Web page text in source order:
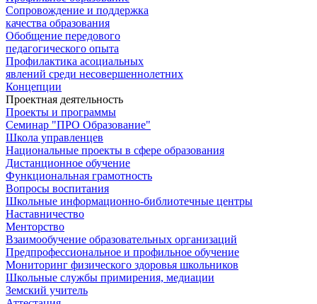
Сопровождение и поддержка
качества образования
Обобщение передового
педагогического опыта
Профилактика асоциальных
явлений среди несовершеннолетних
Концепции
Проектная деятельность
Проекты и программы
Семинар "ПРО Образование"
Школа управленцев
Национальные проекты в сфере образования
Дистанционное обучение
Функциональная грамотность
Вопросы воспитания
Школьные информационно-библиотечные центры
Наставничество
Менторство
Взаимообучение образовательных организаций
Предпрофессиональное и профильное обучение
Мониторинг физического здоровья школьников
Школьные службы примирения, медиации
Земский учитель